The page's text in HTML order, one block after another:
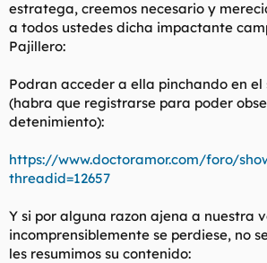
estratega, creemos necesario y
a todos ustedes dicha impactante
Pajillero:
Podran acceder a ella pinchando en
(habra que registrarse para poder
detenimiento):
https://www.doctoramor.com/foro/
threadid=12657
Y si por alguna razon ajena a nuestra
incomprensiblemente se perdiese, no
les resumimos su contenido: